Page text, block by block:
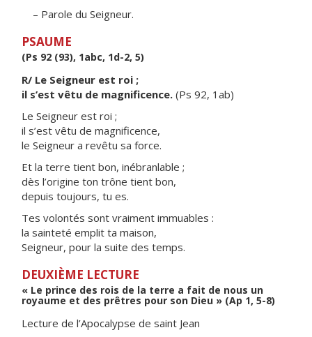
– Parole du Seigneur.
PSAUME
(Ps 92 (93), 1abc, 1d-2, 5)
R/ Le Seigneur est roi ;
il s’est vêtu de magnificence. (Ps 92, 1ab)
Le Seigneur est roi ;
il s’est vêtu de magnificence,
le Seigneur a revêtu sa force.
Et la terre tient bon, inébranlable ;
dès l’origine ton trône tient bon,
depuis toujours, tu es.
Tes volontés sont vraiment immuables :
la sainteté emplit ta maison,
Seigneur, pour la suite des temps.
DEUXIÈME LECTURE
« Le prince des rois de la terre a fait de nous un
royaume et des prêtres pour son Dieu » (Ap 1, 5-8)
Lecture de l’Apocalypse de saint Jean